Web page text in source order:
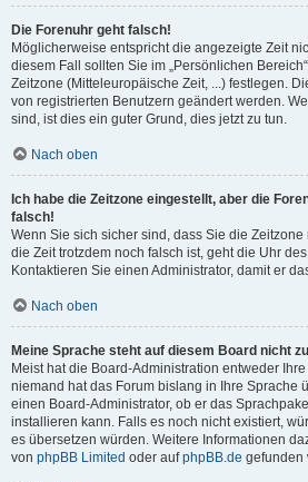
Die Forenuhr geht falsch!
Möglicherweise entspricht die angezeigte Zeit
diesem Fall sollten Sie im „Persönlichen
Zeitzone (Mitteleuropäische Zeit, ...) festlegen.
von registrierten Benutzern geändert werden.
sind, ist dies ein guter Grund, dies jetzt zu tun.
Nach oben
Ich habe die Zeitzone eingestellt, aber die
falsch!
Wenn Sie sich sicher sind, dass Sie die
die Zeit trotzdem noch falsch ist, geht die Uhr
Kontaktieren Sie einen Administrator, damit er
Nach oben
Meine Sprache steht auf diesem Board nicht
Meist hat die Board-Administration entweder
niemand hat das Forum bislang in Ihre Sprache
einen Board-Administrator, ob er das
installieren kann. Falls es noch nicht existiert,
es übersetzen würden. Weitere Informationen
von phpBB Limited oder aufphpBB.de gefunden